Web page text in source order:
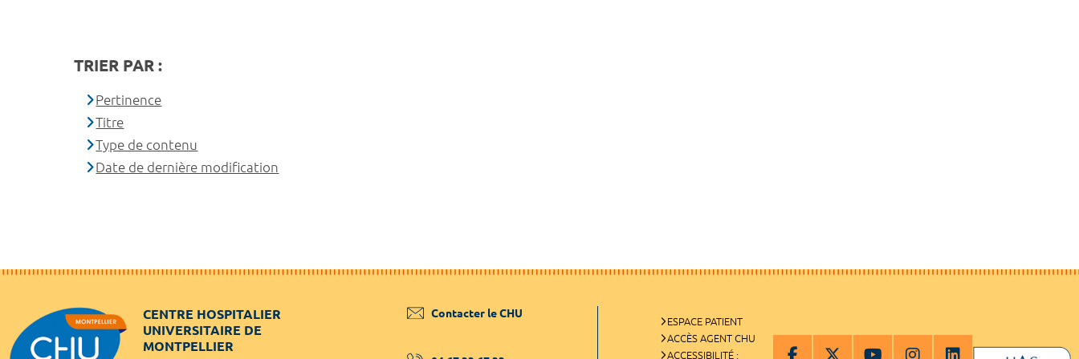
TRIER PAR :
Pertinence
Titre
Type de contenu
Date de dernière modification
CENTRE HOSPITALIER
UNIVERSITAIRE DE
MONTPELLIER
Contacter le CHU
ESPACE PATIENT
ACCÈS AGENT CHU
ACCESSIBILITÉ :